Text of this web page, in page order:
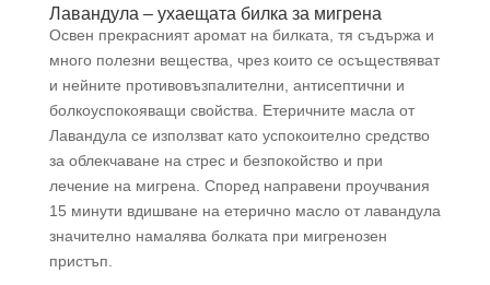
Лавандула – ухаещата билка за мигрена
Освен прекрасният аромат на билката, тя съдържа и
много полезни вещества, чрез които се осъществяват
и нейните противовъзпалителни, антисептични и
болкоуспокояващи свойства. Етеричните масла от
Лавандула се използват като успокоително средство
за облекчаване на стрес и безпокойство и при
лечение на мигрена. Според направени проучвания
15 минути вдишване на етерично масло от лавандула
значително намалява болката при мигренозен
пристъп.